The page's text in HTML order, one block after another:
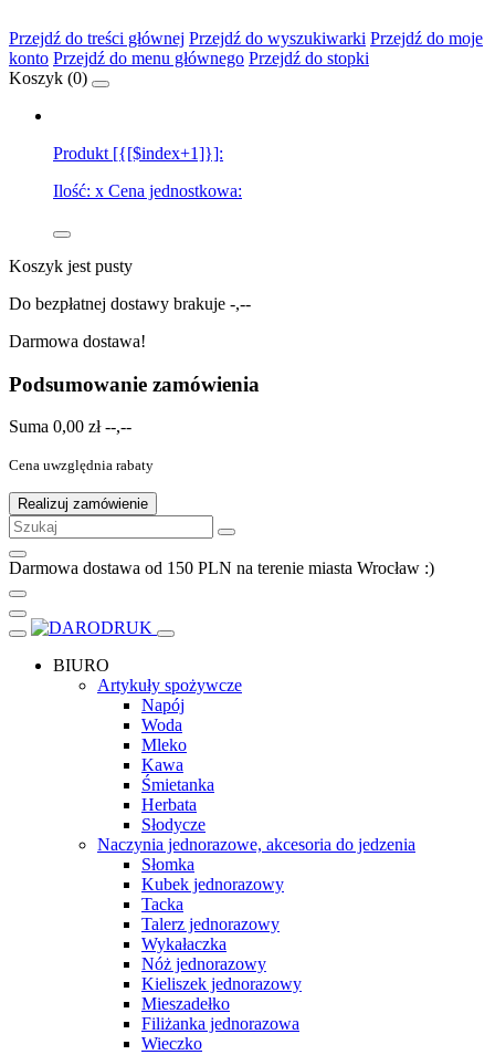
Przejdź do treści głównej Przejdź do wyszukiwarki Przejdź do moje
konto Przejdź do menu głównego Przejdź do stopki
Koszyk (0)
Produkt [{[$index+1]}]:
Ilość: x Cena jednostkowa:
Koszyk jest pusty
Do bezpłatnej dostawy brakuje -,--
Darmowa dostawa!
Podsumowanie zamówienia
Suma 0,00 zł --,--
Cena uwzględnia rabaty
Realizuj zamówienie
Darmowa dostawa od 150 PLN na terenie miasta Wrocław :)
BIURO
Artykuły spożywcze
Napój
Woda
Mleko
Kawa
Śmietanka
Herbata
Słodycze
Naczynia jednorazowe, akcesoria do jedzenia
Słomka
Kubek jednorazowy
Tacka
Talerz jednorazowy
Wykałaczka
Nóż jednorazowy
Kieliszek jednorazowy
Mieszadełko
Filiżanka jednorazowa
Wieczko